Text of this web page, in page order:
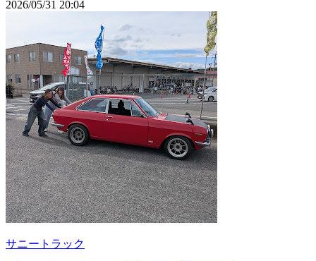
2026/05/31 20:04
サニートラック